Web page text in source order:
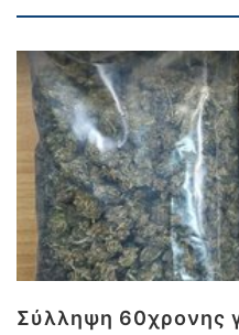
Σύλληψη 60χρονης